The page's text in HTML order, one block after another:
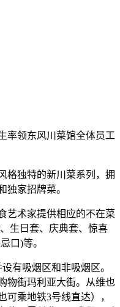
率领东风川菜馆全体员工
格独特的新川菜系列，拥
独家招牌菜。
艺术家提供相应的不在菜
生日套、庆典套、惊喜
口)等。
有吸烟区和非吸烟区。
物街玛利亚大街。从维也
可乘地铁3号线直达），